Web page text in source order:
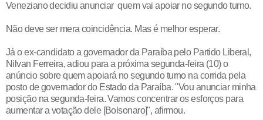
Veneziano decidiu anunciar quem vai apoiar no segundo turno.
Não deve ser mera coincidência. Mas é melhor esperar.
Já o ex-candidato a governador da Paraíba pelo Partido Liberal,
Nilvan Ferreira, adiou para a próxima segunda-feira (10) o
anúncio sobre quem apoiará no segundo turno na corrida pela
posto de governador do Estado da Paraíba. "Vou anunciar minha
posição na segunda-feira. Vamos concentrar os esforços para
aumentar a votação dele [Bolsonaro]", afirmou.